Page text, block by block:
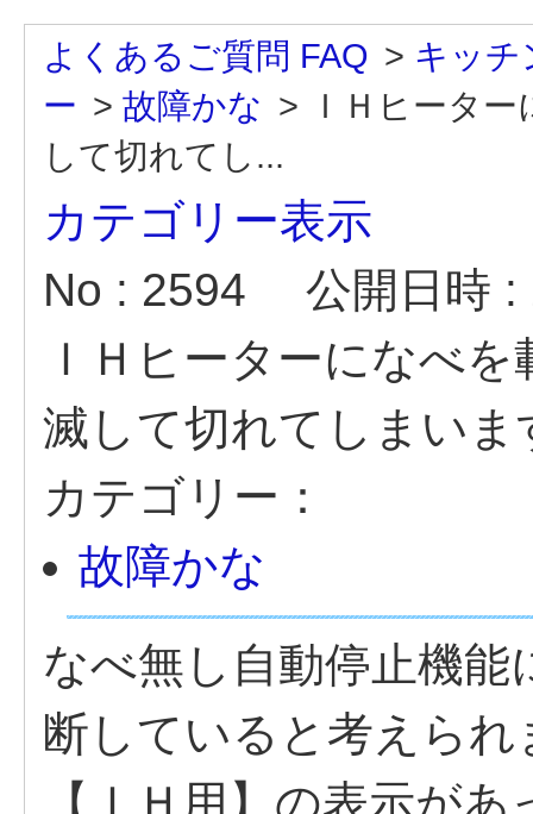
よくあるご質問 FAQ > キッチ
ー > 故障かな >
ＩＨヒータ
して切れてし...
カテゴリー表示
No : 2594
公開日時
ＩＨヒーターになべ
滅して切れてしまいま
カテゴリー：
故障かな
なべ無し自動停止機
断していると考えられ
【ＩＨ用】の表示が